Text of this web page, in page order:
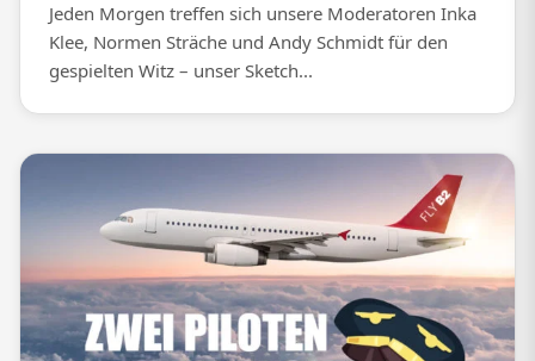
Jeden Morgen treffen sich unsere Moderatoren Inka
Klee, Normen Sträche und Andy Schmidt für den
gespielten Witz – unser Sketch...